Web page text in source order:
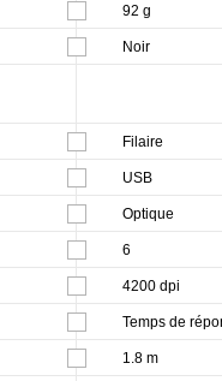
92 g
Noir
Filaire
USB
Optique
6
4200 dpi
Temps de
1.8 m